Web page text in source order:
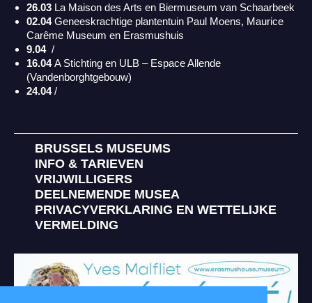
26.03 La Maison des Arts en Biermuseum van Schaarbeek
02.04Geneeskrachtige plantentuin Paul Moens, Maurice
Carême Museum en Erasmushuis
9.04 /
16.04A Stichting en ULB – Espace Allende
(Vandenborghtgebouw)
24.04 /
BRUSSELS MUSEUMS
INFO & TARIEVEN
VRIJWILLIGERS
DEELNEMENDE MUSEA
PRIVACYVERKLARING EN WETTELIJKE
VERMELDING